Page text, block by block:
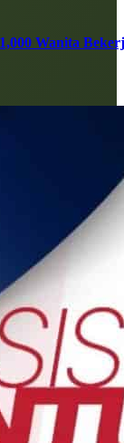
Wanita